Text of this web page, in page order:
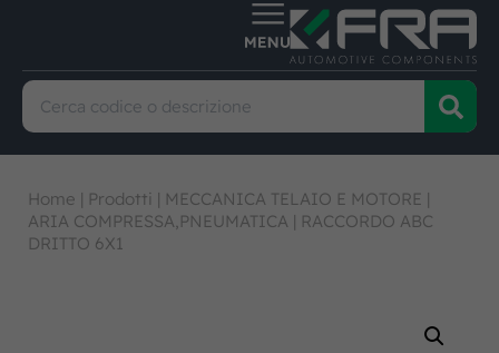
Home | Prodotti | MECCANICA TELAIO E MOTORE |
ARIA COMPRESSA,PNEUMATICA | RACCORDO ABC
DRITTO 6X1